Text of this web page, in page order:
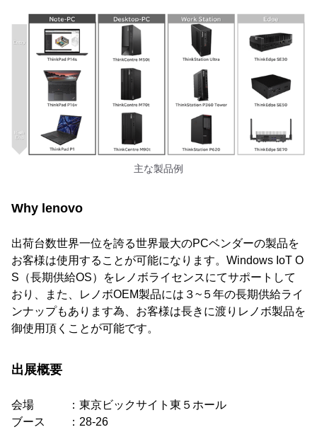
主な製品例
Why lenovo
出荷台数世界一位を誇る世界最大のPCベンダーの製品を
お客様は使用することが可能になります。Windows IoT O
S（長期供給OS）をレノボライセンスにてサポートして
おり、また、レノボOEM製品には３~５年の長期供給ライ
ンナップもあります為、お客様は長きに渡りレノボ製品を
御使用頂くことが可能です。
出展概要
会場 ：東京ビックサイト東５ホール
ブース ：28-26